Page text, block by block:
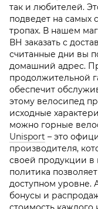
так и любителей.
подведет на самых
тропах. В нашем
ВН заказать с
считанные дни вы
домашний адрес.
продолжительной
обеспечит
этому велосипед
исходные
можно горные
Unisport – это
производителя,
своей продукции в
политика
доступном уровне.
бонусы и